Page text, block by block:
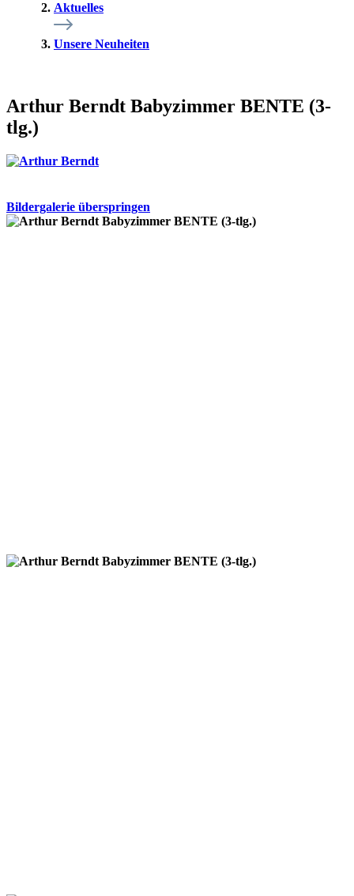
Aktuelles
Unsere Neuheiten
Arthur Berndt Babyzimmer BENTE (3-
tlg.)
Bildergalerie überspringen